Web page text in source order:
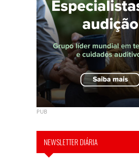
PUB
NEWSLETTER DIÁRIA